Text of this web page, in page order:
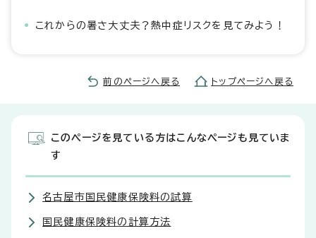
これからの暑さ大丈夫？熱中症リスクを見てみよう！
前のページへ戻る トップページへ戻る
このページを見ている方はこんなページも見ていま
す
名古屋市国民健康保険料の試算
国民健康保険料の計算方法